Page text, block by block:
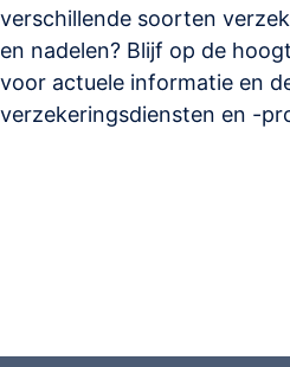
verschillende soorten
en nadelen? Blijf op de
voor actuele informatie en
verzekeringsdiensten en -